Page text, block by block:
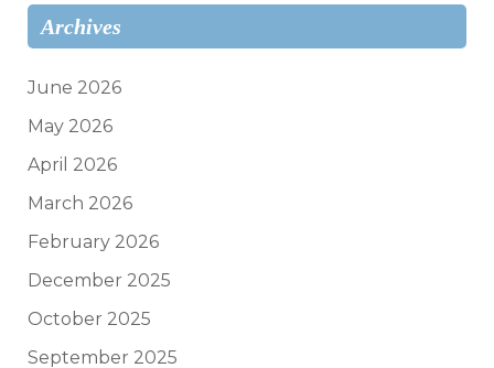
Archives
June 2026
May 2026
April 2026
March 2026
February 2026
December 2025
October 2025
September 2025